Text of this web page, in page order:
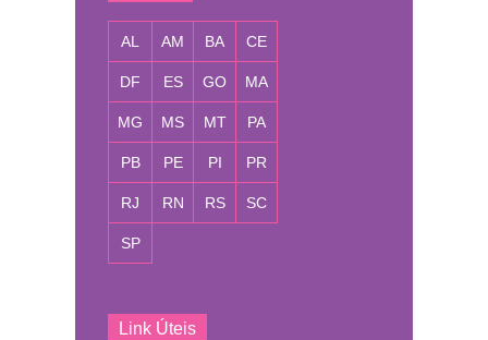
AL AM BA CE
DF ES GO MA
MG MS MT PA
PB PE PI PR
RJ RN RS SC
SP
Link Úteis